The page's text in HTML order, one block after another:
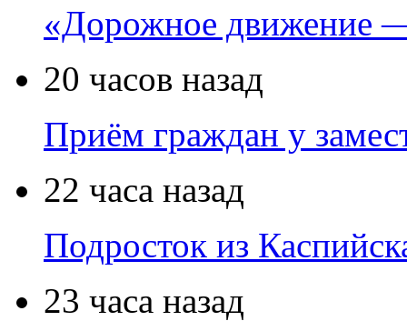
«Дорожное движение
20 часов назад
Приём граждан у
22 часа назад
Подросток из
23 часа назад